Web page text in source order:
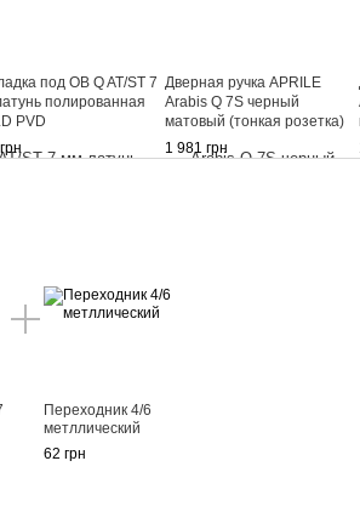
под OB Q AT/ST 7
полированная
PVD
Дверная ручка APRILE
Arabis Q 7S черный
матовый (тонкая розетка)
1 981 грн
Переходник 4/6
метллический
62 грн